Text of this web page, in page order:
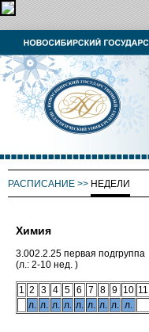
РАСПИСАНИЕ >> НЕДЕЛИ
Химия
3.002.2.25 первая подгруппа
(л.: 2-10 нед. )
1 2 3 4 5 6 7 8 9 10 11
л. л. л. л. л. л. л. л. л.